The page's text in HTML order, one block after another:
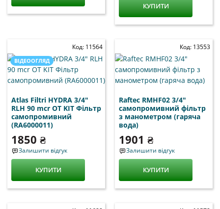
КУПИТИ
Код: 11564
Atlas Filtri HYDRA 3/4"
RLH 90 mcr OT KIT Фільтр
самопромивний
(RA6000011)
1850 ₴
Залишити відгук
КУПИТИ
ВІДЕООГЛЯД
Код: 13553
Raftec RMHF02 3/4"
самопромивний фільтр
з манометром (гаряча
вода)
1901 ₴
Залишити відгук
КУПИТИ